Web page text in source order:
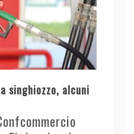
singhiozzo, alcuni